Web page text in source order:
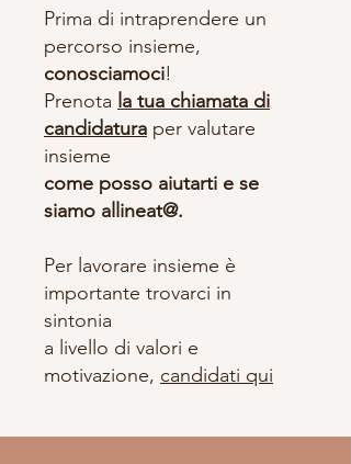
Prima di intraprendere un
percorso insieme,
conosciamoci!
Prenota la tua chiamata di
candidatura per valutare
insieme
come posso aiutarti e se
siamo allineat@.
Per lavorare insieme è
importante trovarci in
sintonia
a livello di valori e
motivazione, candidati qui